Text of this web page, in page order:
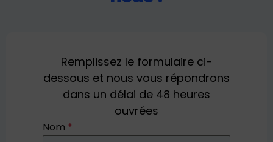
Remplissez le formulaire ci-
dessous et nous vous répondrons
dans un délai de 48 heures
ouvrées
Nom *